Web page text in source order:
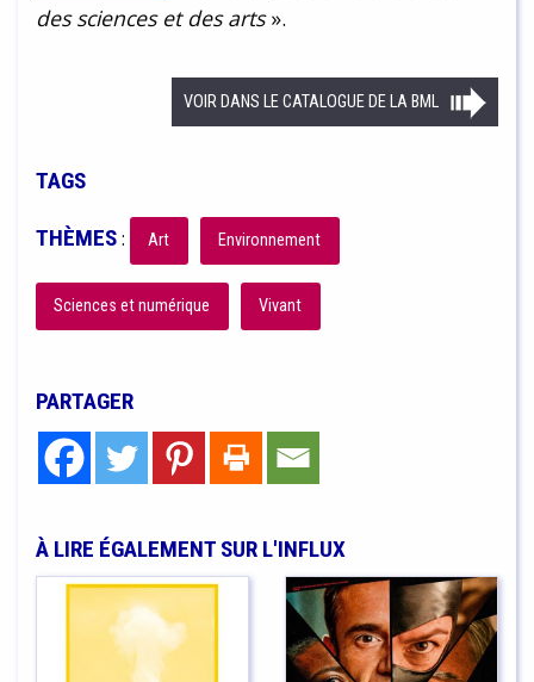
des sciences et des arts».
VOIR DANS LE CATALOGUE DE LA BML
TAGS
THÈMES: Art Environnement
Sciences et numérique Vivant
PARTAGER
À LIRE ÉGALEMENT SUR L'INFLUX